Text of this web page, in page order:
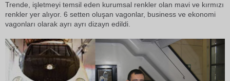
Trende, işletmeyi temsil eden kurumsal renkler olan mavi ve kırmızı
renkler yer alıyor. 6 setten oluşan vagonlar, business ve ekonomi
vagonları olarak ayrı ayrı dizayn edildi.